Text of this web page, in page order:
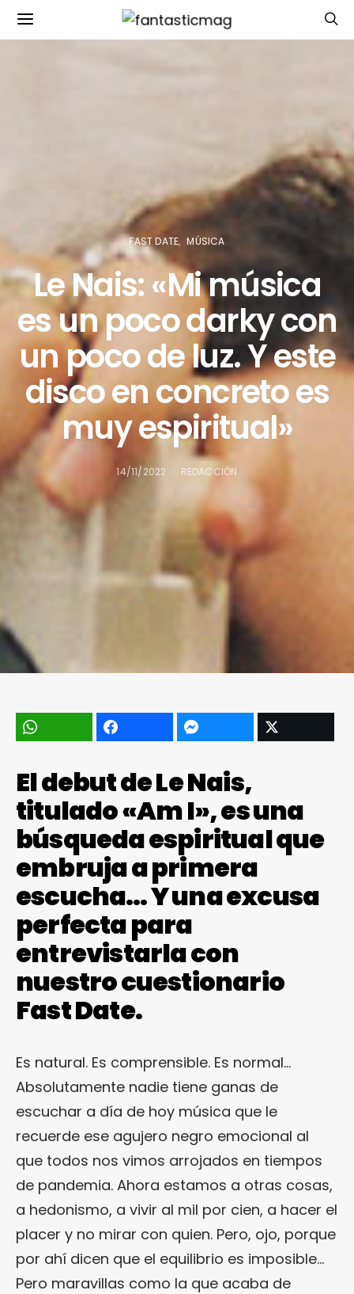
FAST DATE MÚSICA
Le Nais: «Mi música
es un poco darky con
un poco de luz. Y este
disco en concreto es
muy espiritual»
14/11/2022 REDACCIÓN
El debut de Le Nais,
titulado «Am I», es una
búsqueda espiritual que
embruja a primera
escucha… Y una excusa
perfecta para
entrevistarla con
nuestro cuestionario
Fast Date.
Es natural. Es comprensible. Es normal…
Absolutamente nadie tiene ganas de
escuchar a día de hoy música que le
recuerde ese agujero negro emocional al
que todos nos vimos arrojados en tiempos
de pandemia. Ahora estamos a otras cosas,
a hedonismo, a vivir al mil por cien, a hacer el
placer y no mirar con quien. Pero, ojo, porque
por ahí dicen que el equilibrio es imposible…
Pero maravillas como la que acaba de